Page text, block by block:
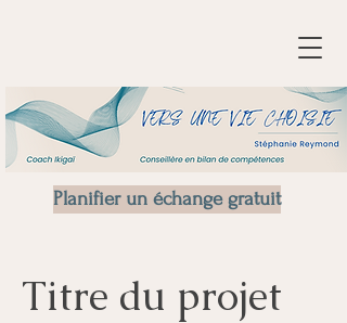
Planifier un échange gratuit
Titre du projet